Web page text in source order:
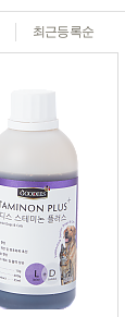
최근등록순